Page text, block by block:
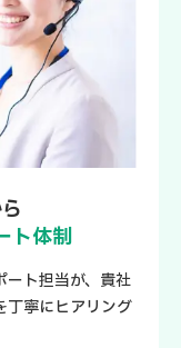
ト体制
ート担当が、貴社
丁寧にヒアリング